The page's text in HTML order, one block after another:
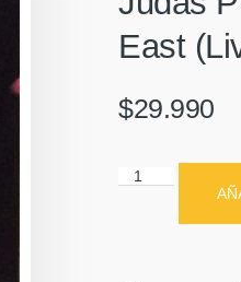
East
$29.990